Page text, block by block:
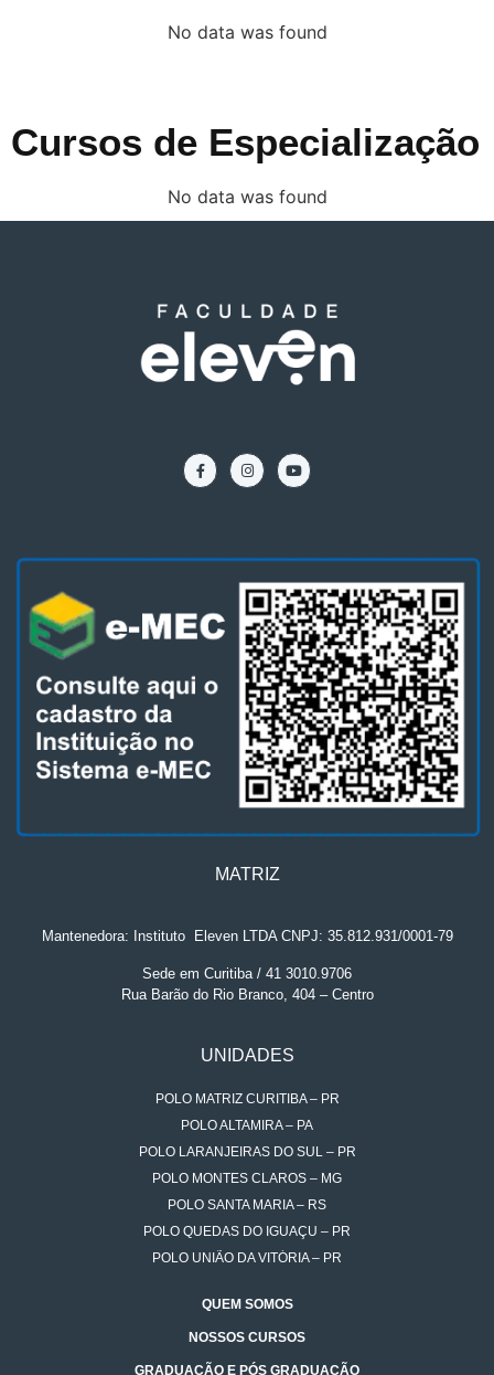
No data was found
Cursos de Especialização
No data was found
MATRIZ
Mantenedora: Instituto. Eleven LTDA CNPJ: 35.812.931/0001-79
Sede em Curitiba / 41 3010.9706
Rua Barão do Rio Branco, 404 – Centro
UNIDADES
POLO MATRIZ CURITIBA – PR
POLO ALTAMIRA – PA
POLO LARANJEIRAS DO SUL – PR
POLO MONTES CLAROS – MG
POLO SANTA MARIA – RS
POLO QUEDAS DO IGUAÇU – PR
POLO UNIÃO DA VITÓRIA – PR
QUEM SOMOS
NOSSOS CURSOS
GRADUAÇÃO E PÓS GRADUAÇÃO